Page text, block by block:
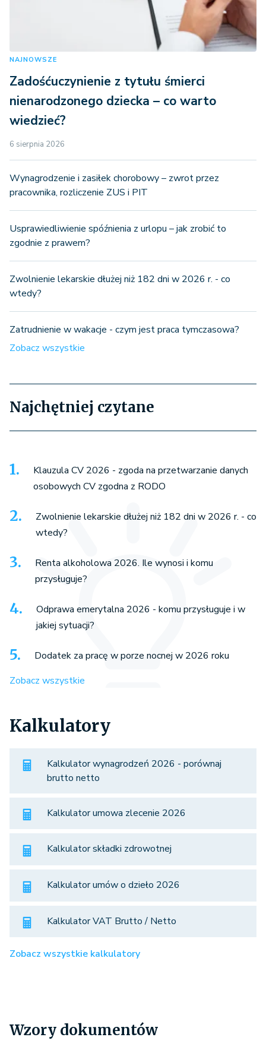
NAJNOWSZE
Zadośćuczynienie z tytułu śmierci
nienarodzonego dziecka – co warto
wiedzieć?
6 sierpnia 2026
Wynagrodzenie i zasiłek chorobowy – zwrot przez
pracownika, rozliczenie ZUS i PIT
Usprawiedliwienie spóźnienia z urlopu – jak zrobić to
zgodnie z prawem?
Zwolnienie lekarskie dłużej niż 182 dni w 2026 r. - co
wtedy?
Zatrudnienie w wakacje - czym jest praca tymczasowa?
Zobacz wszystkie
Najchętniej czytane
Klauzula CV 2026 - zgoda na przetwarzanie danych
osobowych CV zgodna z RODO
Zwolnienie lekarskie dłużej niż 182 dni w 2026 r. - co
wtedy?
Renta alkoholowa 2026. Ile wynosi i komu
przysługuje?
Odprawa emerytalna 2026 - komu przysługuje i w
jakiej sytuacji?
Dodatek za pracę w porze nocnej w 2026 roku
Zobacz wszystkie
Kalkulatory
Kalkulator wynagrodzeń 2026 - porównaj
brutto netto
Kalkulator umowa zlecenie 2026
Kalkulator składki zdrowotnej
Kalkulator umów o dzieło 2026
Kalkulator VAT Brutto / Netto
Zobacz wszystkie kalkulatory
Wzory dokumentów